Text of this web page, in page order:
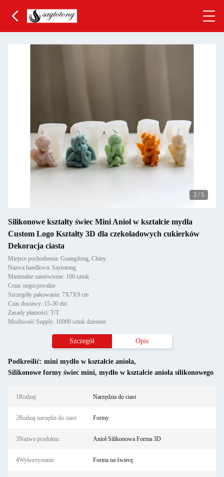
3 / 5
Silikonowe kształty świec Mini Anioł w kształcie mydła
Custom Logo Kształty 3D dla czekoladowych cukierków
Dekoracja ciasta
Miejsce pochodzenia: Guangdong, Chiny
Nazwa handlowa: Saytotong
Minimalne zamówienie: 100 sztuk
Cena: negocjowalne
Szczegóły pakowania: 7X7X9 cm
Czas dostawy: 15-30 dni
Zasady płatności: T/T
Możliwość Supply: 10000 sztuk dziennie
Szczegół Opis
Podkreślić: mini mydło w kształcie anioła,
Silikonowe formy świec mini, mydło w kształcie anioła silikonowego
1Rodzaj: Narzędzia do ciast
2Rodzaj narzędzi do ciast: Formy
3Nazwa produktu: Anioł Silikonowa Forma 3D
4Wykorzystanie: Forma na świecę